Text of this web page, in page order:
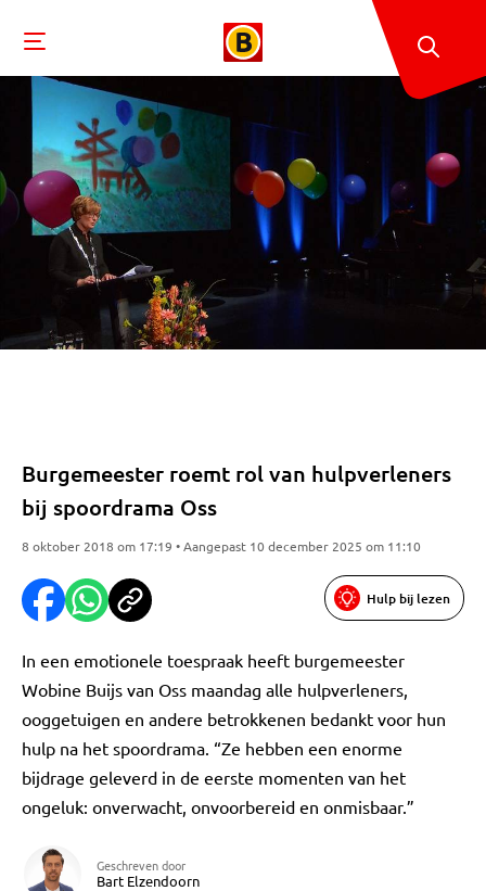
Burgemeester roemt rol van hulpverleners
bij spoordrama Oss
8 oktober 2018 om 17:19 • Aangepast 10 december 2025 om 11:10
Hulp bij lezen
In een emotionele toespraak heeft burgemeester
Wobine Buijs van Oss maandag alle hulpverleners,
ooggetuigen en andere betrokkenen bedankt voor hun
hulp na het spoordrama. “Ze hebben een enorme
bijdrage geleverd in de eerste momenten van het
ongeluk: onverwacht, onvoorbereid en onmisbaar.”
Geschreven door
Bart Elzendoorn